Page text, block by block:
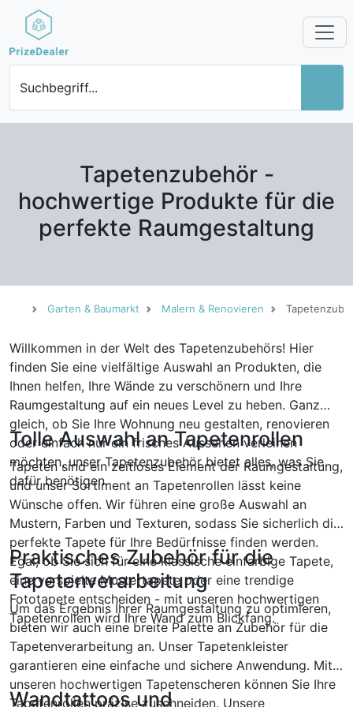
Suchbegriff...
Tapetenzubehör -
hochwertige Produkte für die
perfekte Raumgestaltung
Garten & Baumarkt Malern & Renovieren
Willkommen in der Welt des Tapetenzubehörs! Hier
finden Sie eine vielfältige Auswahl an Produkten, die
Ihnen helfen, Ihre Wände zu verschönern und Ihre
Raumgestaltung auf ein neues Level zu heben. Ganz
gleich, ob Sie Ihre Wohnung neu gestalten, renovieren
oder einfach nur ein frisches Aussehen verleihen
möchten, unser Tapetenzubehör bietet alles, was Sie
dafür benötigen.
Tolle Auswahl an Tapetenrollen
Tapeten sind ein zeitloses Element der Raumgestaltung,
und unser Sortiment an Tapetenrollen lässt keine
Wünsche offen. Wir führen eine große Auswahl an
Mustern, Farben und Texturen, sodass Sie sicherlich die
perfekte Tapete für Ihre Bedürfnisse finden werden.
Egal, ob Sie sich für eine klassische einfarbige Tapete,
eine verspielte Mustertapete oder eine trendige
Fototapete entscheiden - mit unseren hochwertigen
Tapetenrollen wird Ihre Wand zum Blickfang.
Praktisches Zubehör für die
Tapetenverarbeitung
Um das Ergebnis Ihrer Raumgestaltung zu optimieren,
bieten wir auch eine breite Palette an Zubehör für die
Tapetenverarbeitung an. Unser Tapetenkleister
garantieren eine einfache und sichere Anwendung. Mit
unseren hochwertigen Tapetenscheren können Sie Ihre
Tapetenrollen präzise zuschneiden. Unsere
Wandtattoos und